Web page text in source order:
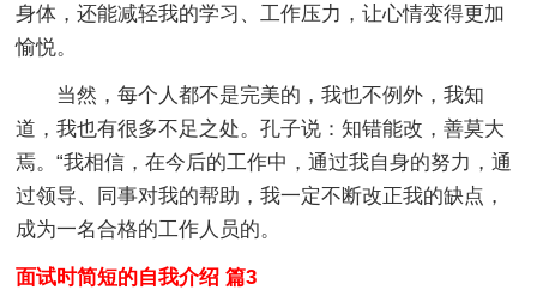
身体，还能减轻我的学习、工作压力，让心情变得更加
愉悦。
当然，每个人都不是完美的，我也不例外，我知
道，我也有很多不足之处。孔子说：知错能改，善莫大
焉。“我相信，在今后的工作中，通过我自身的努力，通
过领导、同事对我的帮助，我一定不断改正我的缺点，
成为一名合格的工作人员的。
面试时简短的自我介绍 篇3